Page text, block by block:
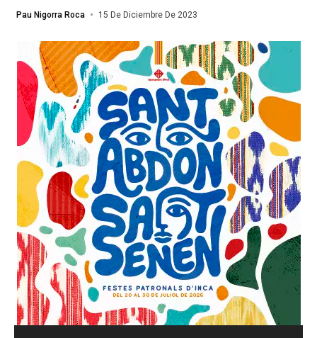
Pau Nigorra Roca 15 De Diciembre De 2023